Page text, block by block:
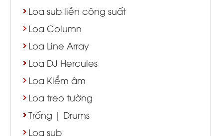
Loa sub liền công suất
Loa Column
Loa Line Array
Loa DJ Hercules
Loa Kiểm âm
Loa treo tường
Trống | Drums
Loa sub